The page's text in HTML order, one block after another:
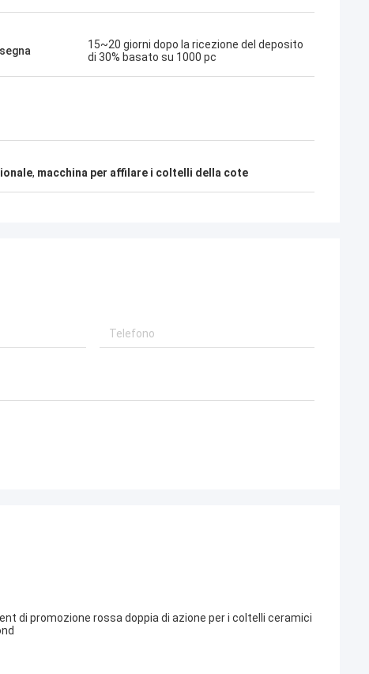
15~20 giorni dopo la ricezione del deposito
di 30% basato su 1000 pc
, macchina per affilare i coltelli della cote
di promozione rossa doppia di azione per i coltelli ceramici